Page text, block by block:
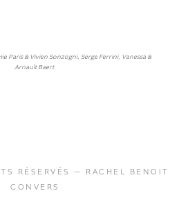
Paris & Vivien Sonzogni, Serge Ferrini, Vanessa &
Arnault Baert.
RÉSERVÉS — RACHEL BENOIT
CONVERS